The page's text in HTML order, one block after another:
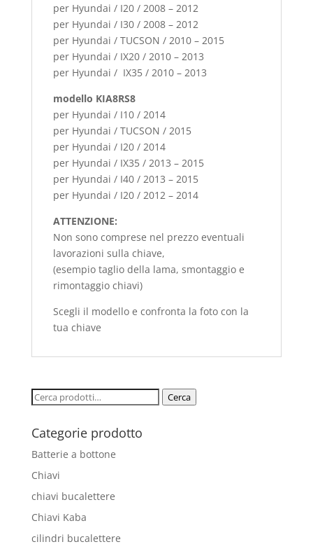
per Hyundai / I20 / 2008 – 2012
per Hyundai / I30 / 2008 – 2012
per Hyundai / TUCSON / 2010 – 2015
per Hyundai / IX20 / 2010 – 2013
per Hyundai / IX35 / 2010 – 2013
modello KIA8RS8
per Hyundai / I10 / 2014
per Hyundai / TUCSON / 2015
per Hyundai / I20 / 2014
per Hyundai / IX35 / 2013 – 2015
per Hyundai / I40 / 2013 – 2015
per Hyundai / I20 / 2012 – 2014
ATTENZIONE:
Non sono comprese nel prezzo eventuali
lavorazioni sulla chiave,
(esempio taglio della lama, smontaggio e
rimontaggio chiavi)
Scegli il modello e confronta la foto con la
tua chiave
Cerca: Cerca
Categorie prodotto
Batterie a bottone
Chiavi
chiavi bucalettere
Chiavi Kaba
cilindri bucalettere